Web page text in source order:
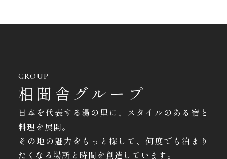
GROUP
相聞舎グループ
日本を代表する湯の里に、スタイルのある宿と
料理を展開。
その地の魅力をもっと探して、何度でも泊まり
たくなる場所と時間を創造しています。